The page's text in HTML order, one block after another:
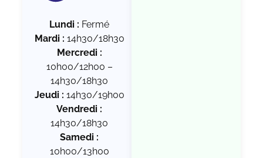
Lundi : Fermé
Mardi : 14h30/18h30
Mercredi :
10h00/12h00 –
14h30/18h30
Jeudi : 14h30/19h00
Vendredi :
14h30/18h30
Samedi :
10h00/13h00